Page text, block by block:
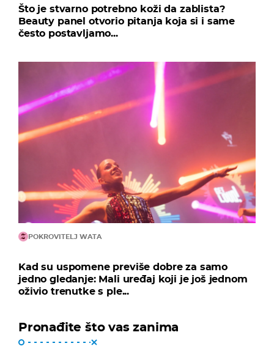
Što je stvarno potrebno koži da zablista?
Beauty panel otvorio pitanja koja si i same
često postavljamo...
POKROVITELJ WATA
Kad su uspomene previše dobre za samo
jedno gledanje: Mali uređaj koji je još jednom
oživio trenutke s ple...
Pronađite što vas zanima